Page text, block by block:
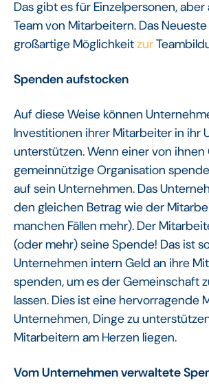
Das gibt es für Einzelpersonen,
Team von Mitarbeitern. Das
großartige Möglichkeitzur
Spenden aufstocken
Auf diese Weise können
Investitionen ihrer Mitarbeiter in ihr
unterstützen. Wenn einer von ihnen
gemeinnützige Organisation
auf sein Unternehmen. Das
den gleichen Betrag wie der
manchen Fällen mehr). Der
(oder mehr) seine Spende! Das ist
Unternehmen intern Geld an ihre
spenden, um es der Gemeinschaft
lassen. Dies ist eine hervorragende
Unternehmen, Dinge zu
Mitarbeitern am Herzen liegen.
Vom Unternehmen verwaltete